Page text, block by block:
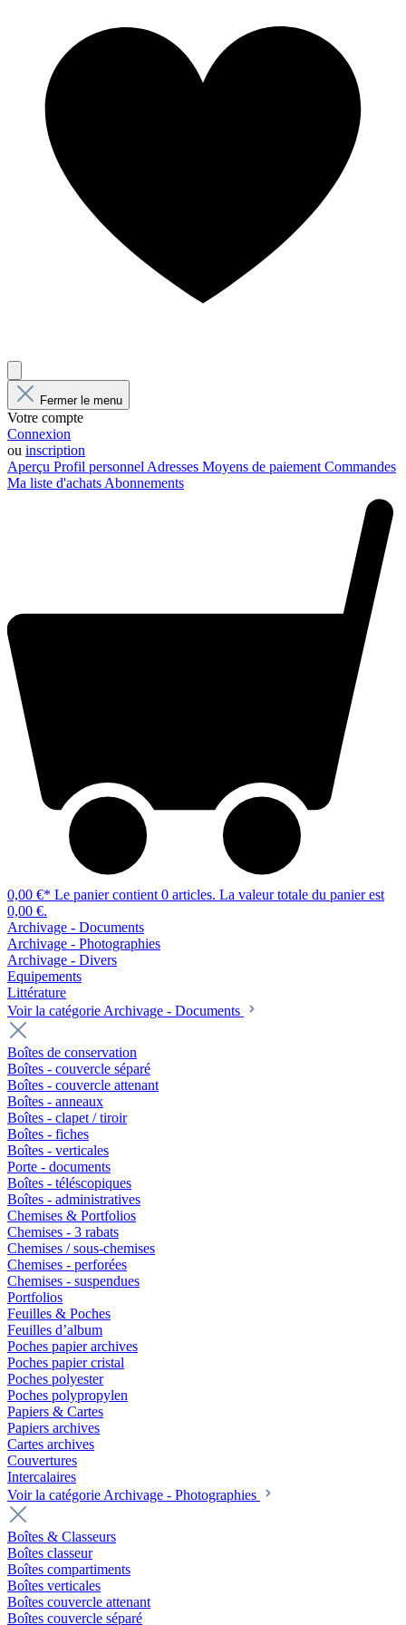
Fermer le menu
Votre compte
Connexion
ou inscription
Aperçu Profil personnel Adresses Moyens de paiement Commandes
Ma liste d'achats Abonnements
0,00 €* Le panier contient 0 articles. La valeur totale du panier est
0,00 €.
Archivage - Documents
Archivage - Photographies
Archivage - Divers
Equipements
Littérature
Voir la catégorie Archivage - Documents
Boîtes de conservation
Boîtes - couvercle séparé
Boîtes - couvercle attenant
Boîtes - anneaux
Boîtes - clapet / tiroir
Boîtes - fiches
Boîtes - verticales
Porte - documents
Boîtes - téléscopiques
Boîtes - administratives
Chemises & Portfolios
Chemises - 3 rabats
Chemises / sous-chemises
Chemises - perforées
Chemises - suspendues
Portfolios
Feuilles & Poches
Feuilles d’album
Poches papier archives
Poches papier cristal
Poches polyester
Poches polypropylen
Papiers & Cartes
Papiers archives
Cartes archives
Couvertures
Intercalaires
Voir la catégorie Archivage - Photographies
Boîtes & Classeurs
Boîtes classeur
Boîtes compartiments
Boîtes verticales
Boîtes couvercle attenant
Boîtes couvercle séparé